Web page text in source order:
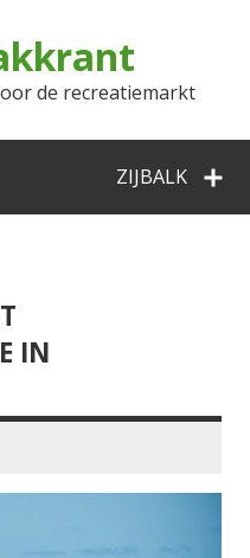
de recreatiemarkt
ZIJBALK
IN